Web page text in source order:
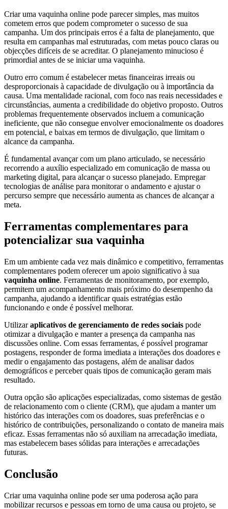
Criar uma vaquinha online pode parecer simples, mas muitos
cometem erros que podem comprometer o sucesso de sua
campanha. Um dos principais erros é a falta de planejamento, que
resulta em campanhas mal estruturadas, com metas pouco claras ou
objecções difíceis de se acreditar. O planejamento minucioso é
primordial antes de se iniciar uma vaquinha.
Outro erro comum é estabelecer metas financeiras irreais ou
desproporcionais à capacidade de divulgação ou à importância da
causa. Uma mentalidade racional, com foco nas reais necessidades e
circunstâncias, aumenta a credibilidade do objetivo proposto. Outros
problemas frequentemente observados incluem a comunicação
ineficiente, que não consegue envolver emocionalmente os doadores
em potencial, e baixas em termos de divulgação, que limitam o
alcance da campanha.
É fundamental avançar com um plano articulado, se necessário
recorrendo a auxílio especializado em comunicação de massa ou
marketing digital, para alcançar o sucesso planejado. Empregar
tecnologias de análise para monitorar o andamento e ajustar o
percurso sempre que necessário aumenta as chances de alcançar a
meta.
Ferramentas complementares para
potencializar sua vaquinha
Em um ambiente cada vez mais dinâmico e competitivo, ferramentas
complementares podem oferecer um apoio significativo à sua
vaquinha online. Ferramentas de monitoramento, por exemplo,
permitem um acompanhamento mais próximo do desempenho da
campanha, ajudando a identificar quais estratégias estão
funcionando e onde é possível melhorar.
Utilizaraplicativos de gerenciamento de redes sociais pode
otimizar a divulgação e manter a presença da campanha nas
discussões online. Com essas ferramentas, é possível programar
postagens, responder de forma imediata a interações dos doadores e
medir o engajamento das postagens, além de analisar dados
demográficos e perceber quais tipos de comunicação geram mais
resultado.
Outra opção são aplicações especializadas, como sistemas de gestão
de relacionamento com o cliente (CRM), que ajudam a manter um
histórico das interações com os doadores, suas preferências e o
histórico de contribuições, personalizando o contato de maneira mais
eficaz. Essas ferramentas não só auxiliam na arrecadação imediata,
mas estabelecem bases sólidas para interações e arrecadações
futuras.
Conclusão
Criar uma vaquinha online pode ser uma poderosa ação para
mobilizar recursos e pessoas em torno de uma causa ou projeto, se